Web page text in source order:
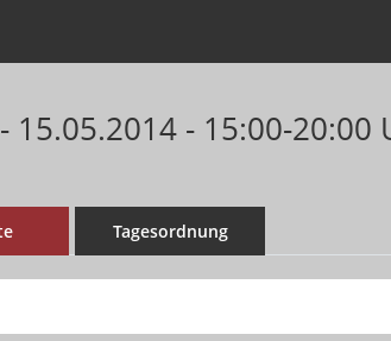
15.05.2014 - 15:00-20:00
Tagesordnung